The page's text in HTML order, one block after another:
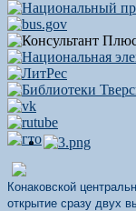
Конаковской
открытие сразу двух